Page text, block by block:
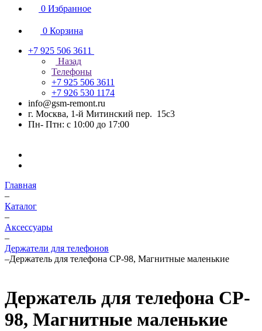
0 Избранное
0 Корзина
+7 925 506 3611
Назад
Телефоны
+7 925 506 3611
+7 926 530 1174
info@gsm-remont.ru
г. Москва, 1-й Митинский пер. 15с3
Пн- Птн: с 10:00 до 17:00
Главная
–
Каталог
–
Аксессуары
–
Держатели для телефонов
–Держатель для телефона CP-98, Магнитные маленькие
Держатель для телефона CP-
98, Магнитные маленькие